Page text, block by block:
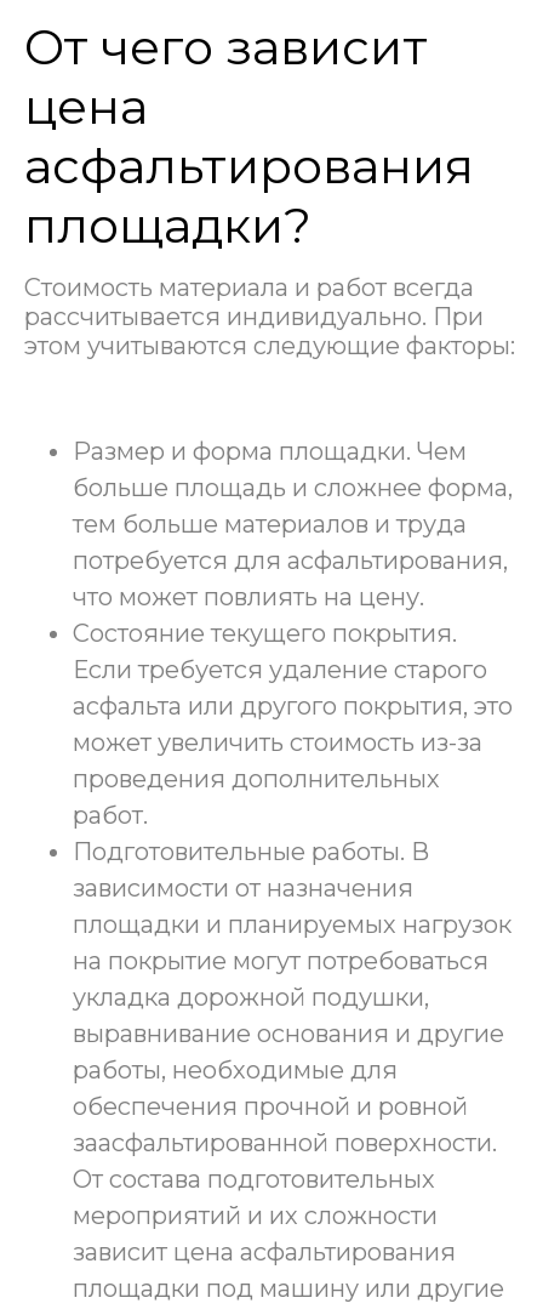
От чего зависит
цена
асфальтирования
площадки?
Стоимость материала и работ всегда
рассчитывается индивидуально. При
этом учитываются следующие факторы:
Размер и форма площадки. Чем
больше площадь и сложнее форма,
тем больше материалов и труда
потребуется для асфальтирования,
что может повлиять на цену.
Состояние текущего покрытия.
Если требуется удаление старого
асфальта или другого покрытия, это
может увеличить стоимость из-за
проведения дополнительных
работ.
Подготовительные работы. В
зависимости от назначения
площадки и планируемых нагрузок
на покрытие могут потребоваться
укладка дорожной подушки,
выравнивание основания и другие
работы, необходимые для
обеспечения прочной и ровной
заасфальтированной поверхности.
От состава подготовительных
мероприятий и их сложности
зависит цена асфальтирования
площадки под машину или другие